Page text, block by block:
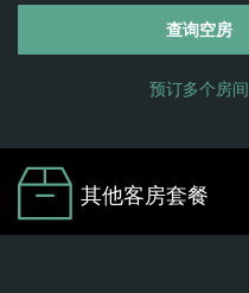
查询空房
预订多个房间
其他客房套餐